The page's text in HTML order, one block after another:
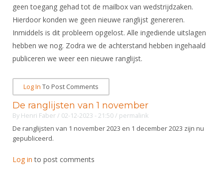
Forums
Maandelijks archief
Evenement
Website
Gebruiksvoorwaarden
Handleiding
Historie
Reglementen
Ledencijfers
Sponsors en Partners
Organisatie
Bestuur
Commissies
Ereleden
Recreatiesport
Veteranen
Lichtzwaardschermen
Ranglijsten
Inschrijven
Materiaal
Schermpaspoort
Nieuws
NK's
Oranje
FBT
SBT
Talentontwikkeling
Atletencommissie
Voor de jeugd
Spreekbeurtpakket
Ouders en vereniging
Brassardsysteem
Voor coaches en leraren
Nieuws
Forums
Forums
Schermforum
Nieuws
Zoek Vereniging
Contact
NK organiseren
geen toegang gehad tot de mailbox van wedstrijdzaken.
Hierdoor konden we geen nieuwe ranglijst genereren.
Inmiddels is dit probleem opgelost. Alle ingediende uitslagen
hebben we nog. Zodra we de achterstand hebben ingehaald
publiceren we weer een nieuwe ranglijst.
Log In To Post Comments
De ranglijsten van 1 november
By Henri Faber/ 02-12-2023 - 21:50/ permalink
De ranglijsten van 1 november 2023 en 1 december 2023 zijn nu
gepubliceerd.
Log in to post comments